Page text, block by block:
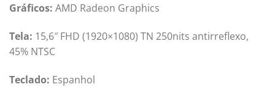
Gráficos: AMD Radeon Graphics
Tela: 15,6″ FHD (1920×1080) TN 250nits antirreflexo,
45% NTSC
Teclado: Espanhol